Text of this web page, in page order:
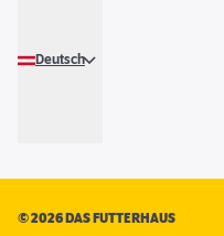
Deutsch
©2026 DAS FUTTERHAUS